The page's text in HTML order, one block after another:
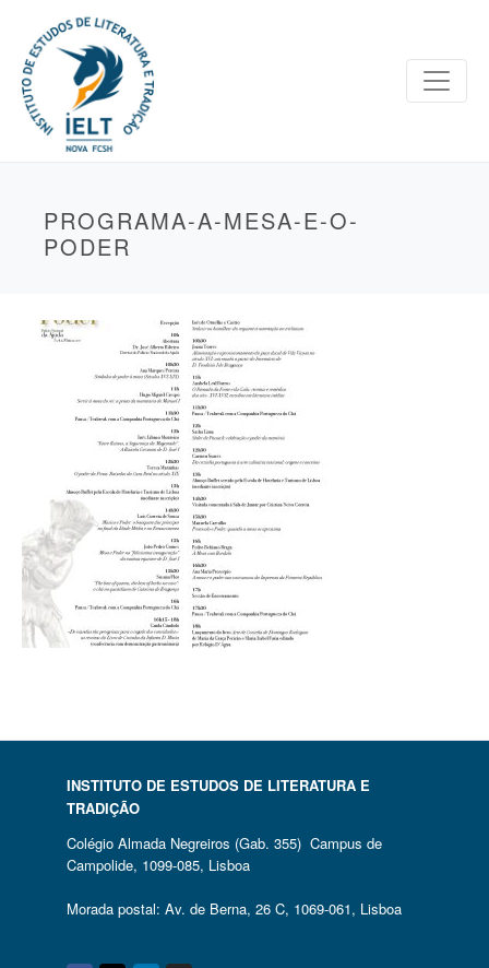
PROGRAMA-A-MESA-E-O-
PODER
INSTITUTO DE ESTUDOS DE LITERATURA E
TRADIÇÃO
Colégio Almada Negreiros (Gab. 355) Campus de
Campolide, 1099-085, Lisboa
Morada postal: Av. de Berna, 26 C, 1069-061, Lisboa